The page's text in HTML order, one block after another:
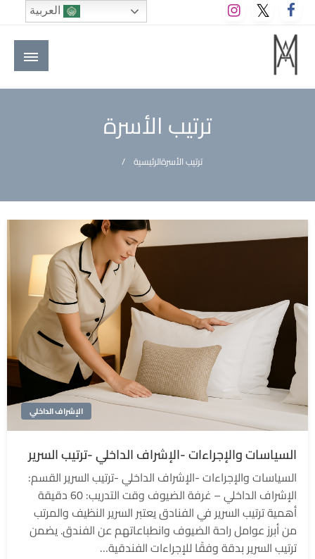
التخطي
إلى
المحتوى
M A hotels | إم ايه هوتيلز
الموقع الأول للعاملين في الفنادق في العالم العربي
ترتيب الأسرة
الرئيسيةترتيب الأسرة
الإشراف الداخلي
السياسات والإجراءات -الإشراف الداخلي -ترتيب السرير
السياسات والإجراءات -الإشراف الداخلي -ترتيب السرير القسم:
الإشراف الداخلي – غرفة الضيوف وقت التدريب: 60 دقيقة
أهمية ترتيب السرير في الفنادق يعتبر السرير النظيف والمرتب
من أبرز عوامل راحة الضيوف وانطباعاتهم عن الفندق. يضمن
ترتيب السرير بدقة وفقًا للإجراءات الفندقية…
العربية